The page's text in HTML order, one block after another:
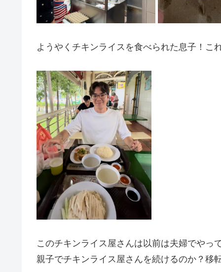
ようやくチキンライスを食べられた息子！こ
このチキンライス屋さんは以前は夫婦でやっ
親子でチキンライス屋さんを続けるのか？移